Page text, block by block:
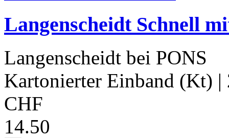
Langenscheidt Schnell
Langenscheidt bei PONS
Kartonierter Einband (Kt) |
CHF
14.50